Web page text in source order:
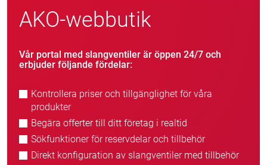
AKO-webbutik
Vår portal med slangventiler är öppen 24/7 och
erbjuder följande fördelar:
Kontrollera priser och tillgänglighet för våra
produkter
Begära offerter till ditt företag i realtid
Sökfunktioner för reservdelar och tillbehör
Direkt konfiguration av slangventiler med tillbehör